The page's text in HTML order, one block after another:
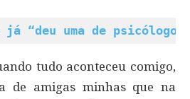
já “deu uma de
tudo aconteceu comigo,
de amigas minhas que na